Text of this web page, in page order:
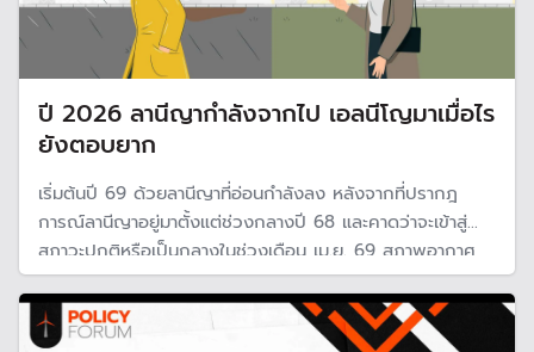
ปี 2026 ลานีญากำลังจากไป เอลนีโญมาเมื่อไร
ยังตอบยาก
เริ่มต้นปี 69 ด้วยลานีญาที่อ่อนกำลังลง หลังจากที่ปรากฎ
การณ์ลานีญาอยู่มาตั้งแต่ช่วงกลางปี 68 และคาดว่าจะเข้าสู่
สภาวะปกติหรือเป็นกลางในช่วงเดือน เม.ย. 69 สภาพอากาศ
กำลังเข้าสู่ “เอลนีโญ” ในช่วงครึ่งปีหลัง แต่จะทำให้เกิดภาวะ
แห้งแล้งรุนแรงหรือไม่ ยังเป็นสถานการณ์ที่ต้องจับตาดูอย่าง
ใกล้ชิด